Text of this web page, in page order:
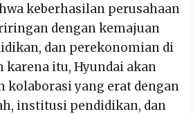
keberhasilan perusahaan
dengan kemajuan
dan perekonomian di
karena itu, Hyundai akan
kolaborasi yang erat dengan
institusi pendidikan, dan